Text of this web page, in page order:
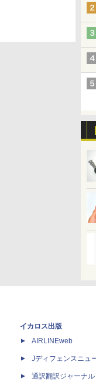
イカロス出版
AIRLINEweb
Jディフェンスニュ
通訳翻訳ジャーナル